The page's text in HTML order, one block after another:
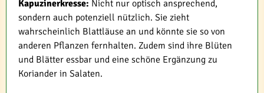
Kapuzinerkresse: Nicht nur optisch ansprechend,
sondern auch potenziell nützlich. Sie zieht
wahrscheinlich Blattläuse an und könnte sie so von
anderen Pflanzen fernhalten. Zudem sind ihre Blüten
und Blätter essbar und eine schöne Ergänzung zu
Koriander in Salaten.